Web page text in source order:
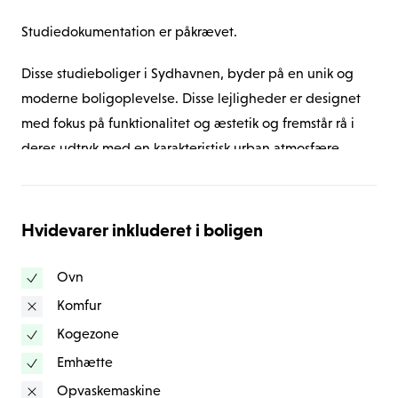
Studiedokumentation er påkrævet.
Disse studieboliger i Sydhavnen, byder på en unik og
moderne boligoplevelse. Disse lejligheder er designet
med fokus på funktionalitet og æstetik og fremstår rå i
deres udtryk med en karakteristisk urban atmosfære.
interiør. Gulvene er i en lys nuance, hvilket skaber en
vinduer lader masser af naturligt lys strømme ind og
giver samtidig en fornemmelse af rummelighed.
En særlig feature ved disse boliger er de innovative
rumopdelingsløsninger. Der er 222 boliger med et enkelt
Hvidevarer inkluderet i boligen
Ovn
Komfur
Kogezone
Emhætte
Opvaskemaskine